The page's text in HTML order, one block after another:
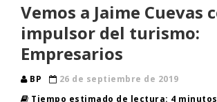
Vemos a Jaime Cuevas
impulsor del turismo:
Empresarios
BP
26 de septiembre de 2019
Tiempo estimado de lectura: 4 minutos